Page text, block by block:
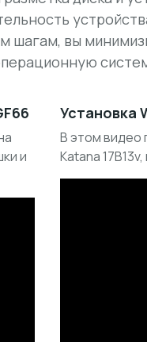
шагам, вы
и
Установка
В этом видео
Katana